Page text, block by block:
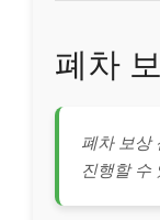
폐차
폐차 보상
진행할 수